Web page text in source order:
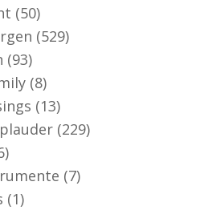
(50)
(529)
(93)
(8)
(13)
(229)
(7)
(1)